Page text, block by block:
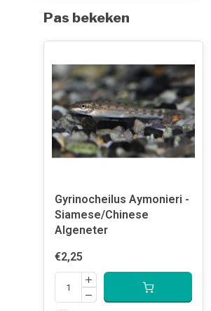
Pas bekeken
Gyrinocheilus Aymonieri -
Siamese/Chinese
Algeneter
€2,25